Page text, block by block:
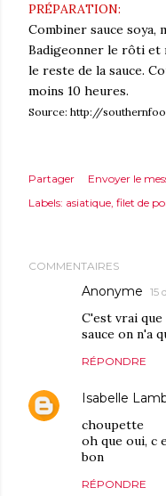
PRÉPARATION:
Combiner sauce soya,
Badigeonner le rôti et
le reste de la sauce.
moins 10 heures.
Source: http://
Partager
Envoyer le
Labels: asiatique filet de
COMMENTAIRES
Anonyme 15
C'est vrai
sauce on n'a
RÉPONDRE
Isabelle
choupette
oh que oui, c
bon
RÉPONDRE